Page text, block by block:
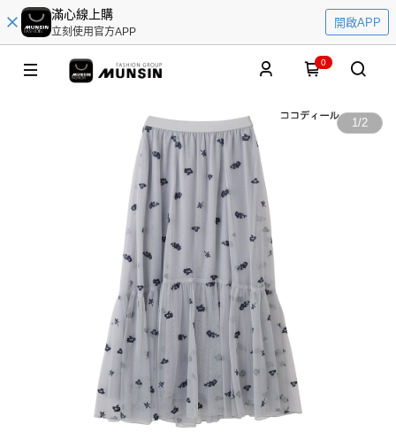
滿心線上購
立刻使用官方APP
開啟APP
0
1/2